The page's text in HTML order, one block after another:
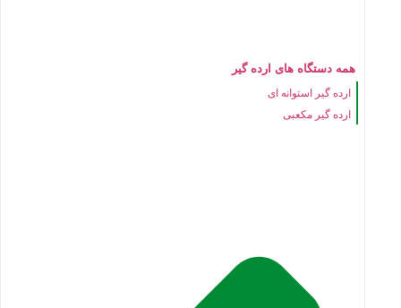
همه دستگاه های ارده گیر
ارده گیر استوانه ای
ارده گیر مکعبی